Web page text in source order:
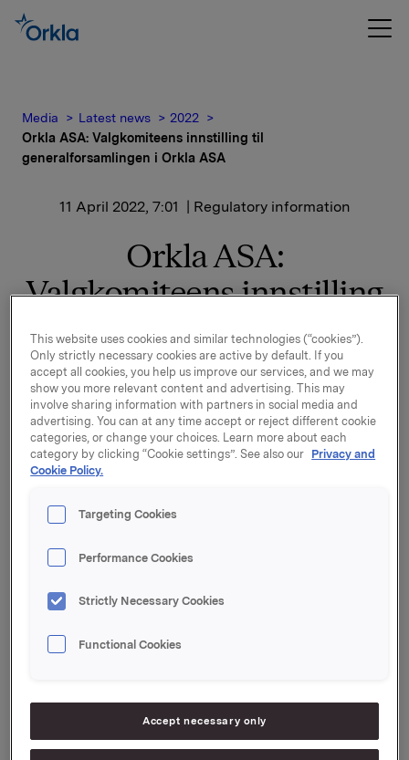
Media Latest news
2022
Orkla ASA: Valgkomiteens innstilling til
generalforsamlingen i Orkla ASA
11 April 2022, 7:01 | Regulatory information
Orkla ASA:
Valgkomiteens innstilling
til generalforsamlingen i
Orkla ASA
Valgkomiteen i Orkla ASA har avgitt sin innstilling
vedrørende valg av aksjonærvalgte styremedlemmer
og varamedlem, valg av styreleder, valg av
medlemmer til og leder av valgkomiteen samt
vedlagt, samt på www.newsweb.no og Orklas
hjemmesider.
Orkla ASA
Oslo, 11. april 2022
Konserndirektør, Kommunikasjon og Corporate Affairs
Håkon Mageli
This website uses cookies and similar technologies (“cookies”).
Only strictly necessary cookies are active by default. If you
accept all cookies, you help us improve our services, and we may
show you more relevant content and advertising. This may
involve sharing information with partners in social media and
advertising. You can at any time accept or reject different cookie
categories, or change your choices. Learn more about each
category by clicking “Cookie settings”. See also our Privacy and
Cookie Policy.
Targeting Cookies
Performance Cookies
Strictly Necessary Cookies
Functional Cookies
Accept necessary only